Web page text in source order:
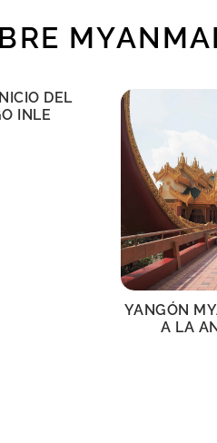
DEL
INLE
YANGÓN
A LA